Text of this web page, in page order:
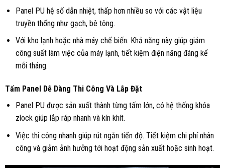
Panel PU hệ số dẫn nhiệt, thấp hơn nhiều so với các vật liệu
truyền thống như gạch, bê tông.
Với kho lạnh hoặc nhà máy chế biến. Khả năng này giúp giảm
công suất làm việc của máy lạnh, tiết kiệm điện năng đáng kể
mỗi tháng.
Tấm Panel Dễ Dàng Thi Công Và Lắp Đặt
Panel PUđược sản xuất thành từng tấm lớn, có hệ thống khóa
zlock giúp lắp ráp nhanh và kín khít.
Việc thi công nhanh giúp rút ngắn tiến độ. Tiết kiệm chi phí nhân
công và giảm ảnh hưởng tới hoạt động sản xuất hoặc sinh hoạt.